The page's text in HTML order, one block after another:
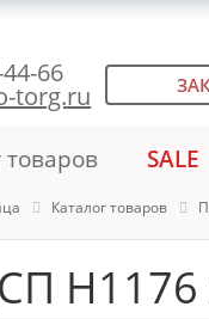
66
torg.ru
товаров SALE
Каталог товаров
H1176